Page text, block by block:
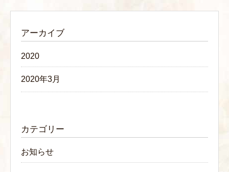
アーカイブ
2020
2020年3月
カテゴリー
お知らせ